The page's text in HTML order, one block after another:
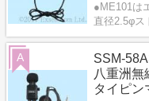
●ME101は
直径2.5φス
SSM-
八重洲無
タイピン
A